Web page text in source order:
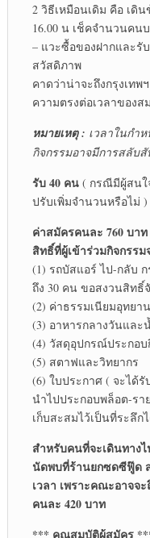
2 วิธีเหมือนเดิม คือ เดิ
16.00 น เช็คจำนวนคน
– แวะซื้อของฝากและรั
สวัสดิภาพ
คาดว่าน่าจะถึงกรุงเท
ความตรงต่อเวลาของ
หมายเหตุ : เวลาในกำ
กิจกรรมอาจมีการสลับ
รับ 40 คน( กรณีมีผู้สนใ
ปรับเพิ่มจำนวนหรือไม่ )
ค่าสมัครคนละ 760 บาท
สิทธิ์ที่ผู้เข้าร่วมกิจกรรม
(1) รถบัสแอร์ ไป-กลับ
ถึง 30 คน ขอสงวนสิทธิ์
(2) ค่าธรรมเนียมอุทยา
(3) อาหารกลางวันและ
(4) วัสดุอุปกรณ์ประกอบ
(5) สตาฟและวิทยากร
(6) ใบประกาศ ( จะได้
นำไปประกอบพล็อต-รา
เก็บสะสมไว้เป็นที่ระลึก
สำหรับคนที่จะเดินทาง
นัดพบที่ร้านยกซดซีฟู๊ด ส
เวลา เพราะคณะอาจจ
คนละ 420 บาท
*** คุณสมบัติผู้สมัคร